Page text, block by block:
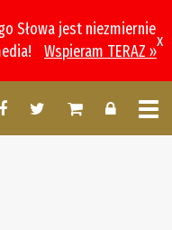
Słowa jest niezmiernie
Wspieram TERAZ »
x